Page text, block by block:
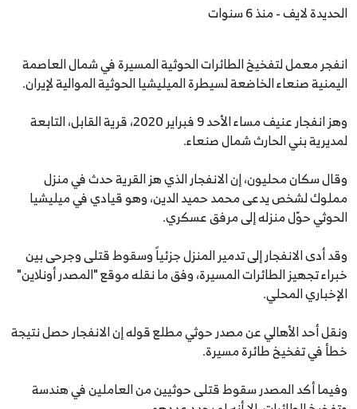
الحديدة لايف - منذ 6 سنوات
انفجر معمل لتفخيخ الطائرات الحوثية المسيرة في شمال العاصمة
اليمنية صنعاء الخاضعة لسيطرة الميليشيا الحوثية الموالية لإيران.
وهز انفجار عنيف مساء الأحد 9 فبراير 2020، قرية القابل، التابعة
لمديرية بني الحارث شمال صنعاء.
وقال سكان محليون، إن الانفجار الذي هز القرية حدث في منزل
مملوك لشخص يدعى محمد حميد الدين، وهو قيادي في ميليشيا
الحوثي حوّل منزله إلى مرفق عسكري.
وقد أدى الانفجار إلى تدمير المنزل جزئياً وسقوط قتلى وجرحى بين
خبراء تجهيز الطائرات المسيرة، وفق ما نقله موقع "المصدر أونلاين"
الإخباري المحلي.
ونقل أحد الأهالي عن مصدر حوثي مطلع قوله إن الانفجار حصل نتيجة
خطأ في تفخيخ طائرة مسيرة.
وفيما أكد المصدر سقوط قتلى حوثيين من العاملين في هندسة